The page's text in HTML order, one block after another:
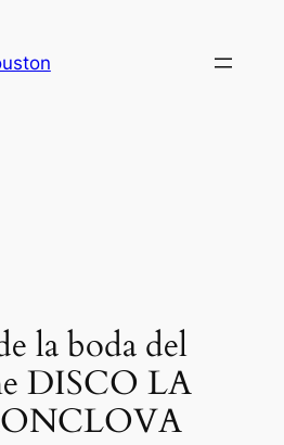
la boda del
DISCO LA